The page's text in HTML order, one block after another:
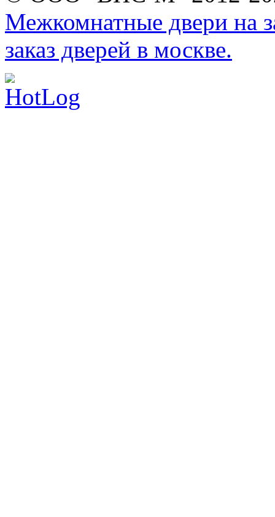
Межкомнатные двери на
заказ дверей в москве.